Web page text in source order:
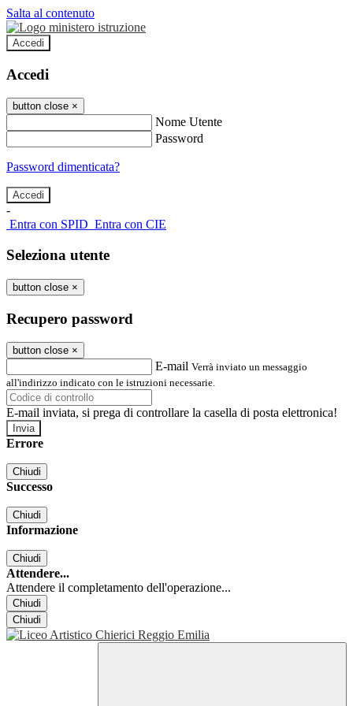
Salta al contenuto
Accedi
Accedi
button close ×
Nome Utente
Password
Password dimenticata?
-
Entra con SPID Entra con CIE
Seleziona utente
button close ×
Recupero password
button close ×
E-mail Verrà inviato un messaggio
all'indirizzo indicato con le istruzioni necessarie.
E-mail inviata, si prega di controllare la casella di posta elettronica!
Errore
Chiudi
Successo
Chiudi
Informazione
Chiudi
Attendere...
Attendere il completamento dell'operazione...
Chiudi
Chiudi